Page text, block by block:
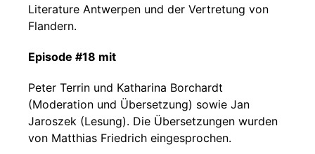
Literature Antwerpen und der Vertretung von
Flandern.
Episode #18 mit
Peter Terrin und Katharina Borchardt
(Moderation und Übersetzung) sowie Jan
Jaroszek (Lesung). Die Übersetzungen wurden
von Matthias Friedrich eingesprochen.